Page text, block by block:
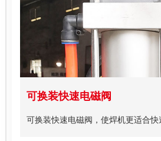
可换装快速电磁阀
可换装快速电磁阀，使焊机更适合快